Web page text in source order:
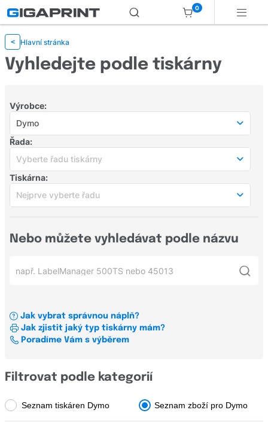
0
< Hlavní stránka
Vyhledejte podle tiskárny
Výrobce:
Dymo
Populární výrobci
HP
Canon
Xerox
Konfigurátor štítků a pásek pro tiskárny štítků
Všechni výrobci
Brady
Řada:
Vyberte řadu tiskárny
Vyberte řadu tiskárny
Populární řady
Junior
LabelWriter
Všechny řady
Junior
Tiskárna:
Nejprve vyberte řadu
Populární tiskárny
Dymo LabelManager 420P
Dymo LabelManager PnP
Dymo LabelManager 160
Nebo můžete vyhledávat podle názvu
Jak vybrat správnou náplň?
Jak zjistit jaký typ tiskárny mám?
Poradíme Vám s výběrem
Filtrovat podle kategorií
Seznam tiskáren Dymo Seznam zboží pro Dymo